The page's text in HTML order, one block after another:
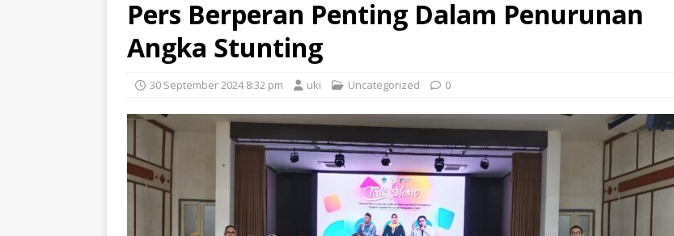
Pers Berperan Penting Dalam Penurunan
Angka Stunting
30 September 2024 8:32 pm uki Uncategorized 0